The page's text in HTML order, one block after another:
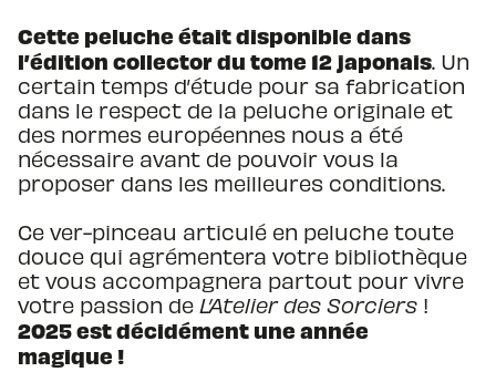
Cette peluche était disponible dans
l’édition collector du tome 12 japonais. Un
certain temps d’étude pour sa fabrication
dans le respect de la peluche originale et
des normes européennes nous a été
nécessaire avant de pouvoir vous la
proposer dans les meilleures conditions.
Ce ver-pinceau articulé en peluche toute
douce qui agrémentera votre bibliothèque
et vous accompagnera partout pour vivre
votre passion de L’Atelier des Sorciers !
2025 est décidément une année
magique !